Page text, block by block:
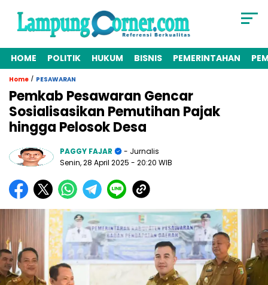
HOME POLITIK HUKUM BISNIS PEMERINTAHAN
Home / PESAWARAN
Pemkab Pesawaran Gencar
Sosialisasikan Pemutihan Pajak
hingga Pelosok Desa
PAGGY FAJAR
- Jurnalis
Senin, 28 April 2025 - 20:20 WIB